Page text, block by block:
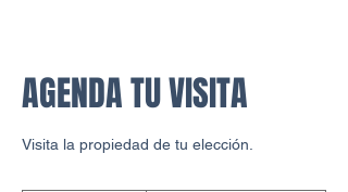
AGENDA TU VISITA
Visita la propiedad de tu elección.